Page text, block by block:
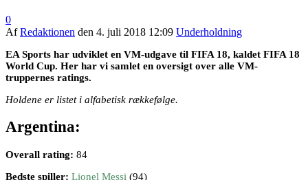
0
AfRedaktionen den 4. juli 2018 12:09 Underholdning
EA Sports har udviklet en VM-udgave til FIFA 18, kaldet FIFA 18
World Cup. Her har vi samlet en oversigt over alle VM-
truppernes ratings.
Holdene er listet i alfabetisk rækkefølge.
Argentina:
Overall rating: 84
Bedste spiller: Lionel Messi (94)